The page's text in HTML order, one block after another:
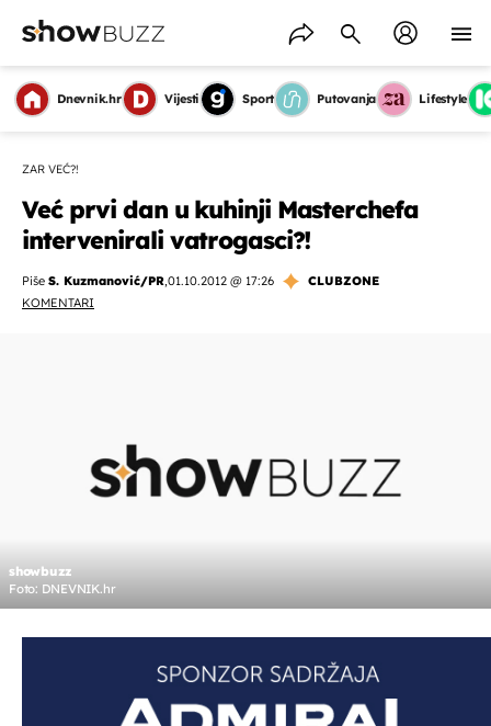
Dnevnik.hr Vijesti Sport Putovanja Lifestyle
ZAR VEĆ?!
Već prvi dan u kuhinji Masterchefa
intervenirali vatrogasci?!
Piše S. Kuzmanović/PR,01.10.2012 @ 17:26
CLUBZONE
KOMENTARI
showbuzz
Foto: DNEVNIK.hr